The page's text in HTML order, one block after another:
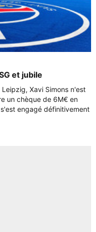
et jubile
Xavi Simons n'est
un chèque de 6M€ en
engagé définitivement